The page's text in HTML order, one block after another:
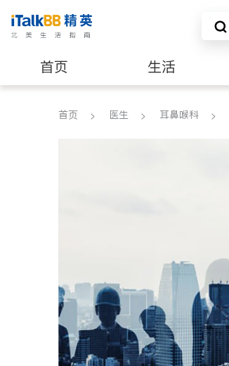
首页 生活
养老 非盈利组织
首页 医生 耳鼻喉科